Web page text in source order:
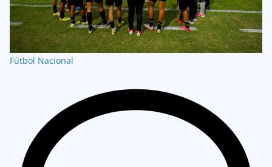
Fútbol Nacional